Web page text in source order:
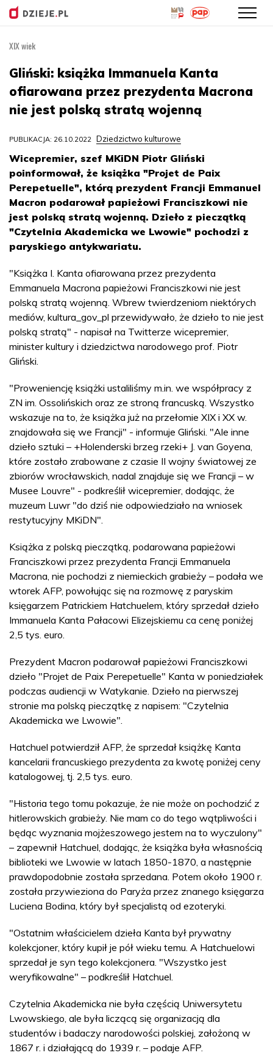
treści
XIX wiek
Gliński: książka Immanuela Kanta
ofiarowana przez prezydenta Macrona
nie jest polską stratą wojenną
PUBLIKACJA: 26.10.2022 Dziedzictwo kulturowe
Wicepremier, szef MKiDN Piotr Gliński
poinformował, że książka "Projet de Paix
Perepetuelle", którą prezydent Francji Emmanuel
Macron podarował papieżowi Franciszkowi nie
jest polską stratą wojenną. Dzieło z pieczątką
"Czytelnia Akademicka we Lwowie" pochodzi z
paryskiego antykwariatu.
"Książka I. Kanta ofiarowana przez prezydenta
Emmanuela Macrona papieżowi Franciszkowi nie jest
polską stratą wojenną. Wbrew twierdzeniom niektórych
mediów, kultura_gov_pl przewidywało, że dzieło to nie jest
polską stratą" - napisał na Twitterze wicepremier,
minister kultury i dziedzictwa narodowego prof. Piotr
Gliński.
"Proweniencję książki ustaliliśmy m.in. we współpracy z
ZN im. Ossolińskich oraz ze stroną francuską. Wszystko
wskazuje na to, że książka już na przełomie XIX i XX w.
znajdowała się we Francji" - informuje Gliński. "Ale inne
dzieło sztuki – +Holenderski brzeg rzeki+ J. van Goyena,
które zostało zrabowane z czasie II wojny światowej ze
zbiorów wrocławskich, nadal znajduje się we Francji – w
Musee Louvre" - podkreślił wicepremier, dodając, że
muzeum Luwr "do dziś nie odpowiedziało na wniosek
restytucyjny MKiDN".
Książka z polską pieczątką, podarowana papieżowi
Franciszkowi przez prezydenta Francji Emmanuela
Macrona, nie pochodzi z niemieckich grabieży – podała we
wtorek AFP, powołując się na rozmowę z paryskim
księgarzem Patrickiem Hatchuelem, który sprzedał dzieło
Immanuela Kanta Pałacowi Elizejskiemu ca cenę poniżej
2,5 tys. euro.
Prezydent Macron podarował papieżowi Franciszkowi
dzieło "Projet de Paix Perepetuelle" Kanta w poniedziałek
podczas audiencji w Watykanie. Dzieło na pierwszej
stronie ma polską pieczątkę z napisem: "Czytelnia
Akademicka we Lwowie".
Hatchuel potwierdził AFP, że sprzedał książkę Kanta
kancelarii francuskiego prezydenta za kwotę poniżej ceny
katalogowej, tj. 2,5 tys. euro.
"Historia tego tomu pokazuje, że nie może on pochodzić z
hitlerowskich grabieży. Nie mam co do tego wątpliwości i
będąc wyznania mojżeszowego jestem na to wyczulony"
– zapewnił Hatchuel, dodając, że książka była własnością
biblioteki we Lwowie w latach 1850-1870, a następnie
prawdopodobnie została sprzedana. Potem około 1900 r.
została przywieziona do Paryża przez znanego księgarza
Luciena Bodina, który był specjalistą od ezoteryki.
"Ostatnim właścicielem dzieła Kanta był prywatny
kolekcjoner, który kupił je pół wieku temu. A Hatchuelowi
sprzedał je syn tego kolekcjonera. "Wszystko jest
weryfikowalne" – podkreślił Hatchuel.
Czytelnia Akademicka nie była częścią Uniwersytetu
Lwowskiego, ale była liczącą się organizacją dla
studentów i badaczy narodowości polskiej, założoną w
1867 r. i działającą do 1939 r. – podaje AFP.